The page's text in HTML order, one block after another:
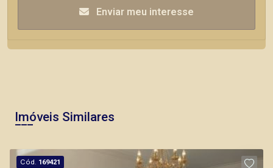
Enviar meu interesse
Imóveis Similares
Cód. 169421